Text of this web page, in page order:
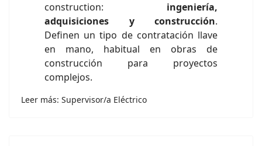
construction: ingeniería,
adquisiciones y construcción.
Definen un tipo de contratación llave
en mano, habitual en obras de
construcción para proyectos
complejos.
Leer más: Supervisor/a Eléctrico